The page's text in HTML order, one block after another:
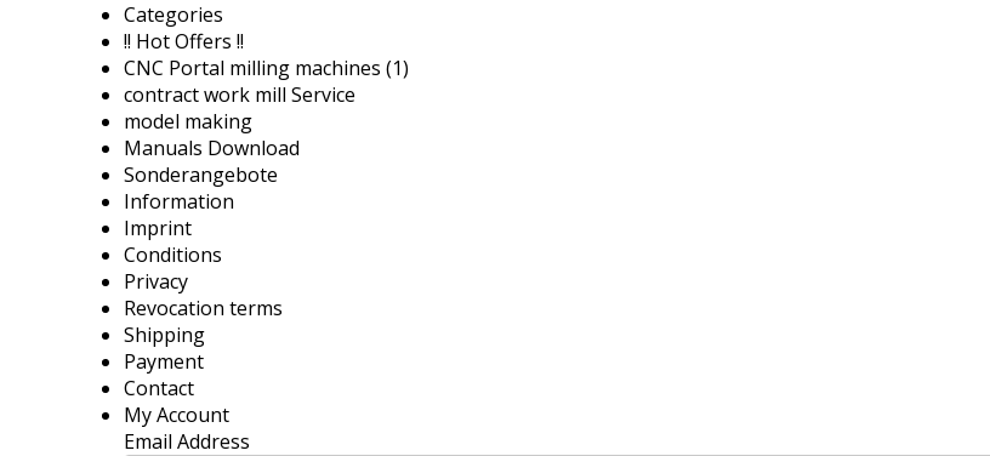
Categories
!! Hot Offers !!
CNC Portal milling machines (1)
contract work mill Service
model making
Manuals Download
Sonderangebote
Information
Imprint
Conditions
Privacy
Revocation terms
Shipping
Payment
Contact
My Account
Email Address